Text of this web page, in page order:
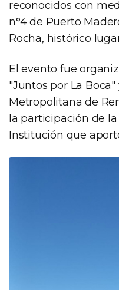
reconocidos con
n°4 de Puerto
Rocha, histórico
El evento fue
"Juntos por La
Metropolitana de
la participación de
Institución que